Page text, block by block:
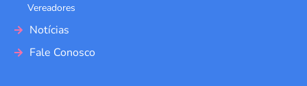
Vereadores
Notícias
Fale Conosco